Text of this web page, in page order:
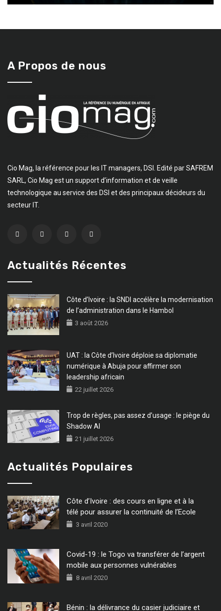
A Propos de nous
Cio Mag, la référence pour les IT managers, DSI. Edité par SAFREM
SARL, Cio Mag est un support d’information et de veille
technologique au service des DSI et des principaux décideurs du
secteur IT.
Actualités Récentes
Côte d’Ivoire : la SNDI accélère la modernisation
de l’administration dans le Hambol
3 août 2026
UAT : la Côte d’Ivoire déploie sa diplomatie
numérique à Abuja pour affirmer son
leadership africain
22 juillet 2026
Trop de règles, pas assez d’usage : le piège du
Shadow AI
21 juillet 2026
Actualités Populaires
Côte d’Ivoire : des cours en ligne et à la
télé pour assurer la continuité de l’Ecole
3 avril 2020
Covid-19 : le Togo va transférer de l’argent
mobile aux personnes vulnérables
8 avril 2020
Bénin : la délivrance du casier judiciaire et